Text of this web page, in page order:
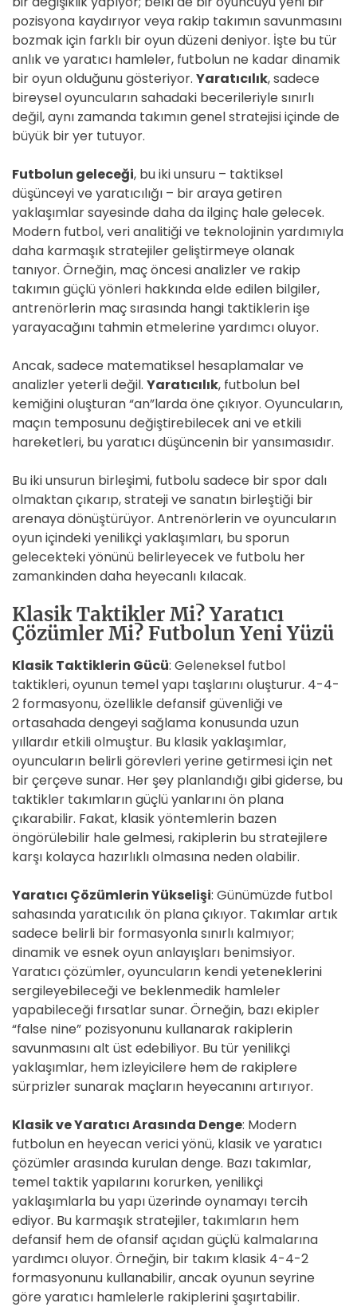
pozisyona kaydırıyor veya rakip takımın savunmasını
bozmak için farklı bir oyun düzeni deniyor. İşte bu tür
anlık ve yaratıcı hamleler, futbolun ne kadar dinamik
bir oyun olduğunu gösteriyor. Yaratıcılık, sadece
bireysel oyuncuların sahadaki becerileriyle sınırlı
değil, aynı zamanda takımın genel stratejisi içinde de
büyük bir yer tutuyor.
Futbolun geleceği, bu iki unsuru – taktiksel
düşünceyi ve yaratıcılığı – bir araya getiren
yaklaşımlar sayesinde daha da ilginç hale gelecek.
Modern futbol, veri analitiği ve teknolojinin yardımıyla
daha karmaşık stratejiler geliştirmeye olanak
tanıyor. Örneğin, maç öncesi analizler ve rakip
takımın güçlü yönleri hakkında elde edilen bilgiler,
antrenörlerin maç sırasında hangi taktiklerin işe
yarayacağını tahmin etmelerine yardımcı oluyor.
Ancak, sadece matematiksel hesaplamalar ve
analizler yeterli değil. Yaratıcılık, futbolun bel
kemiğini oluşturan “an”larda öne çıkıyor. Oyuncuların,
maçın temposunu değiştirebilecek ani ve etkili
hareketleri, bu yaratıcı düşüncenin bir yansımasıdır.
Bu iki unsurun birleşimi, futbolu sadece bir spor dalı
olmaktan çıkarıp, strateji ve sanatın birleştiği bir
arenaya dönüştürüyor. Antrenörlerin ve oyuncuların
oyun içindeki yenilikçi yaklaşımları, bu sporun
gelecekteki yönünü belirleyecek ve futbolu her
zamankinden daha heyecanlı kılacak.
Klasik Taktikler Mi? Yaratıcı
Çözümler Mi? Futbolun Yeni Yüzü
Klasik Taktiklerin Gücü: Geleneksel futbol
taktikleri, oyunun temel yapı taşlarını oluşturur. 4-4-
2 formasyonu, özellikle defansif güvenliği ve
ortasahada dengeyi sağlama konusunda uzun
yıllardır etkili olmuştur. Bu klasik yaklaşımlar,
oyuncuların belirli görevleri yerine getirmesi için net
bir çerçeve sunar. Her şey planlandığı gibi giderse, bu
taktikler takımların güçlü yanlarını ön plana
çıkarabilir. Fakat, klasik yöntemlerin bazen
öngörülebilir hale gelmesi, rakiplerin bu stratejilere
karşı kolayca hazırlıklı olmasına neden olabilir.
Yaratıcı Çözümlerin Yükselişi: Günümüzde futbol
sahasında yaratıcılık ön plana çıkıyor. Takımlar artık
sadece belirli bir formasyonla sınırlı kalmıyor;
dinamik ve esnek oyun anlayışları benimsiyor.
Yaratıcı çözümler, oyuncuların kendi yeteneklerini
sergileyebileceği ve beklenmedik hamleler
yapabileceği fırsatlar sunar. Örneğin, bazı ekipler
“false nine” pozisyonunu kullanarak rakiplerin
savunmasını alt üst edebiliyor. Bu tür yenilikçi
yaklaşımlar, hem izleyicilere hem de rakiplere
sürprizler sunarak maçların heyecanını artırıyor.
Klasik ve Yaratıcı Arasında Denge: Modern
futbolun en heyecan verici yönü, klasik ve yaratıcı
çözümler arasında kurulan denge. Bazı takımlar,
temel taktik yapılarını korurken, yenilikçi
yaklaşımlarla bu yapı üzerinde oynamayı tercih
ediyor. Bu karmaşık stratejiler, takımların hem
defansif hem de ofansif açıdan güçlü kalmalarına
yardımcı oluyor. Örneğin, bir takım klasik 4-4-2
formasyonunu kullanabilir, ancak oyunun seyrine
göre yaratıcı hamlelerle rakiplerini şaşırtabilir.